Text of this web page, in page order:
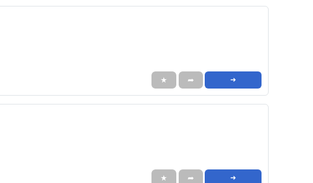
★ ➦ ➜
★ ➦ ➜